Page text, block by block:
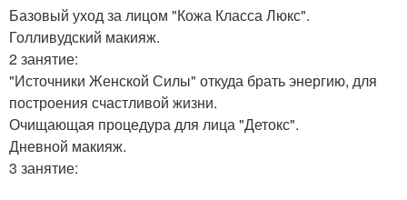
Базовый уход за лицом "Кожа Класса Люкс".
Голливудский макияж.
2 занятие:
"Источники Женской Силы" откуда брать энергию, для
построения счастливой жизни.
Очищающая процедура для лица "Детокс".
Дневной макияж.
3 занятие: